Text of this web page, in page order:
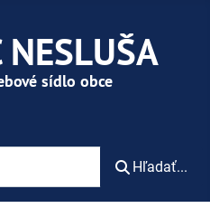
Hľadať...